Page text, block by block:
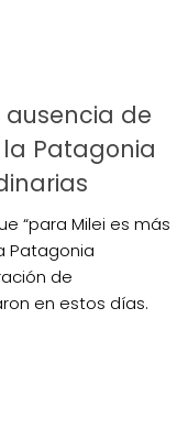
de
Patagonia
“para Milei es más
Patagonia
de
en estos días.